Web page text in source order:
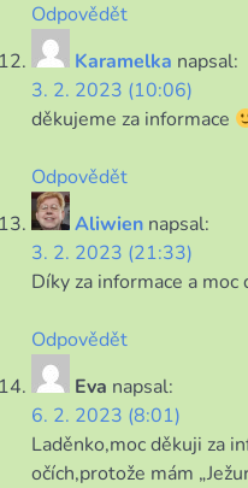
Odpovědět
Karamelka napsal:
3. 2. 2023 (10:06)
děkujeme za informace
Odpovědět
Aliwien napsal:
3. 2. 2023 (21:33)
Díky za informace a
Odpovědět
Eva napsal:
6. 2. 2023 (8:01)
Laděnko,moc děkuji za
očích,protože mám